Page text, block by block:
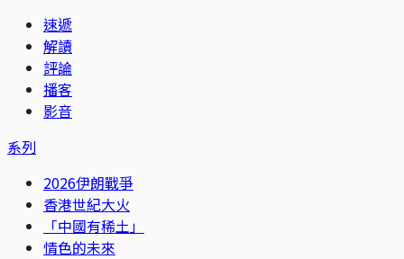
速遞
解讀
評論
播客
影音
系列
2026伊朗戰爭
香港世紀大火
「中國有稀土」
情色的未來